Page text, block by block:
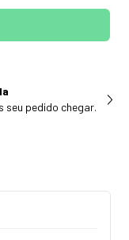
seu pedido chegar.